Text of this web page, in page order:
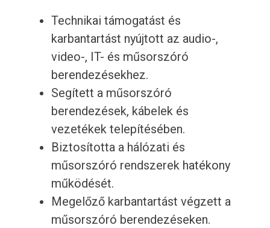
Technikai támogatást és
karbantartást nyújtott az audio-,
video-, IT- és műsorszóró
berendezésekhez.
Segített a műsorszóró
berendezések, kábelek és
vezetékek telepítésében.
Biztosította a hálózati és
műsorszóró rendszerek hatékony
működését.
Megelőző karbantartást végzett a
műsorszóró berendezéseken.